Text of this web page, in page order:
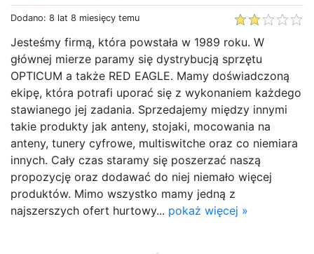
Dodano: 8 lat 8 miesięcy temu
Jesteśmy firmą, która powstała w 1989 roku. W
głównej mierze paramy się dystrybucją sprzętu
OPTICUM a także RED EAGLE. Mamy doświadczoną
ekipę, która potrafi uporać się z wykonaniem każdego
stawianego jej zadania. Sprzedajemy między innymi
takie produkty jak anteny, stojaki, mocowania na
anteny, tunery cyfrowe, multiswitche oraz co niemiara
innych. Cały czas staramy się poszerzać naszą
propozycję oraz dodawać do niej niemało więcej
produktów. Mimo wszystko mamy jedną z
najszerszych ofert hurtowy... pokaż więcej »